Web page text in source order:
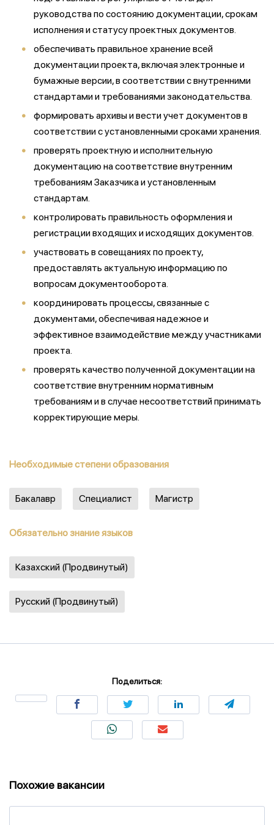
руководства по состоянию документации, срокам
исполнения и статусу проектных документов.
обеспечивать правильное хранение всей
документации проекта, включая электронные и
бумажные версии, в соответствии с внутренними
стандартами и требованиями законодательства.
формировать архивы и вести учет документов в
соответствии с установленными сроками хранения.
проверять проектную и исполнительную
документацию на соответствие внутренним
требованиям Заказчика и установленным
стандартам.
контролировать правильность оформления и
регистрации входящих и исходящих документов.
участвовать в совещаниях по проекту,
предоставлять актуальную информацию по
вопросам документооборота.
координировать процессы, связанные с
документами, обеспечивая надежное и
эффективное взаимодействие между участниками
проекта.
проверять качество полученной документации на
соответствие внутренним нормативным
требованиям и в случае несоответствий принимать
корректирующие меры.
Необходимые степени образования
Бакалавр Специалист Магистр
Обязательно знание языков
Казахский (Продвинутый)
Русский (Продвинутый)
Поделиться:
Похожие вакансии